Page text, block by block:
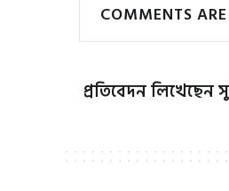
COMMENTS
প্রতিবেদন লিখেছেন